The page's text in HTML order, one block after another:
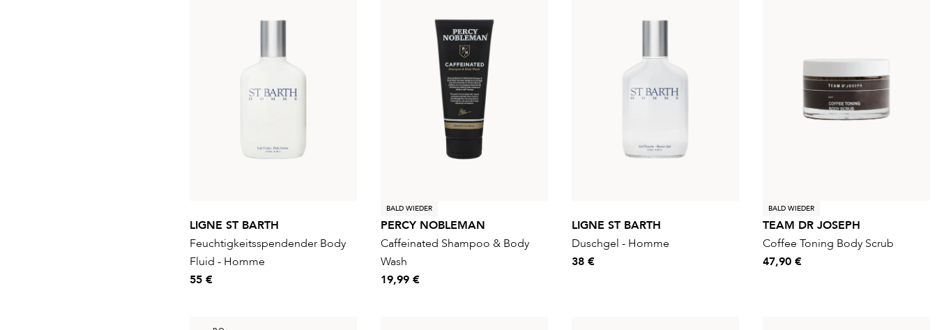
LIGNE ST BARTH
Feuchtigkeitsspendender Body
Fluid - Homme
55 €
BALD WIEDER
PERCY NOBLEMAN
Caffeinated Shampoo & Body
Wash
19,99 €
LIGNE ST BARTH
Duschgel - Homme
38 €
BALD WIEDER
TEAM DR JOSEPH
Coffee Toning Body Scrub
47,90 €